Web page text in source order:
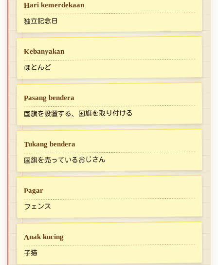
Hari kemerdekaan
独立記念日
Kebanyakan
ほとんど
Pasang bendera
国旗を設置する、国旗を取り付ける
Tukang bendera
国旗を売っているおじさん
Pagar
フェンス
Anak kucing
子猫